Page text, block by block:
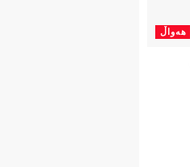
هەواڵ